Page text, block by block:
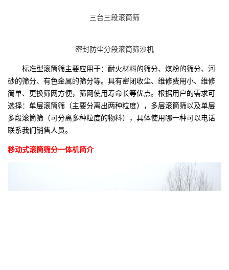
三台三段滚筒筛
密封防尘分段滚筒筛沙机
标准型滚筒筛主要应用于：耐火材料的筛分、煤粉的筛分、河
砂的筛分、有色金属的筛分等。具有密闭收尘、维修费用小、维修
简单、更换筛网方便，筛网使用寿命长等优点。根据用户的需求可
选择：单层滚筒筛（主要分离出两种粒度），多层滚筒筛以及单层
多段滚筒筛（可分离多种粒度的物料），具体使用哪一种可以电话
联系我们销售人员。
移动式滚筒筛分一体机简介